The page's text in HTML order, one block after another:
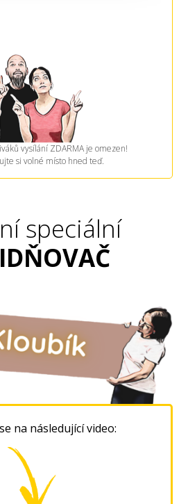
vysílání ZDARMA je omezen!
si volné místo hned teď.
speciální
na následující video: